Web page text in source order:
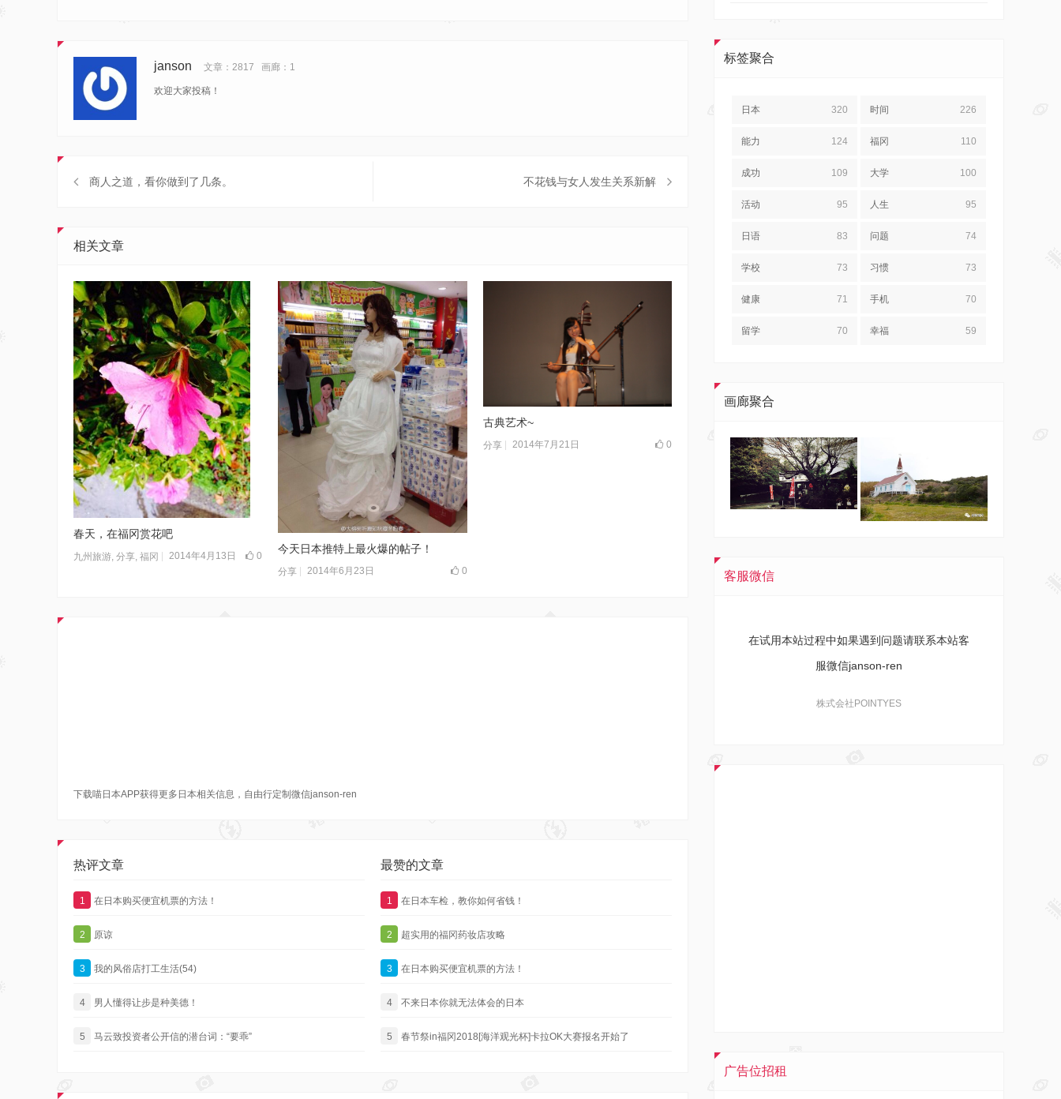
janson 文章：2817 画廊：1
欢迎大家投稿！
商人之道，看你做到了几条。 不花钱与女人发生关系新解
相关文章
春天，在福冈赏花吧
九州旅游, 分享, 福冈 2014年4月13日 0
今天日本推特上最火爆的帖子！
分享 2014年6月23日 0
古典艺术~
分享 2014年7月21日 0
下载喵日本APP获得更多日本相关信息，自由行定制微信janson-ren
热评文章
1 在日本购买便宜机票的方法！
2 原谅
3 我的风俗店打工生活(54)
4 男人懂得让步是种美德！
5 马云致投资者公开信的潜台词：“要乖”
最赞的文章
1 在日本车检，教你如何省钱！
2 超实用的福冈药妆店攻略
3 在日本购买便宜机票的方法！
4 不来日本你就无法体会的日本
5 春节祭in福冈2018[海洋观光杯]卡拉OK大赛报名开始了
标签聚合
日本 320 时间 226
能力 124 福冈 110
成功 109 大学 100
活动 95 人生 95
日语 83 问题 74
学校 73 习惯 73
健康 71 手机 70
留学 70 幸福 59
画廊聚合
客服微信
在试用本站过程中如果遇到问题请联系本站客
服微信janson-ren
株式会社POINTYES
广告位招租